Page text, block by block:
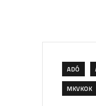
ADÓ
MKVKOK